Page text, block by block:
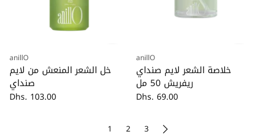
كمية anillO
خل الشعر المنعش من لايم
صنداي
Dhs. 103.00
كمية anillO
خلاصة الشعر لايم صنداي
ريفريش 50 مل
Dhs. 69.00
1 2
3